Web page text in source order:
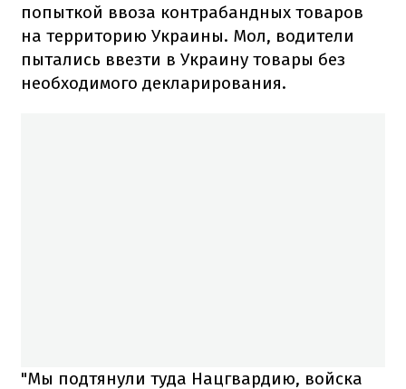
попыткой ввоза контрабандных товаров
на территорию Украины. Мол, водители
пытались ввезти в Украину товары без
необходимого декларирования.
"Мы подтянули туда Нацгвардию, войска